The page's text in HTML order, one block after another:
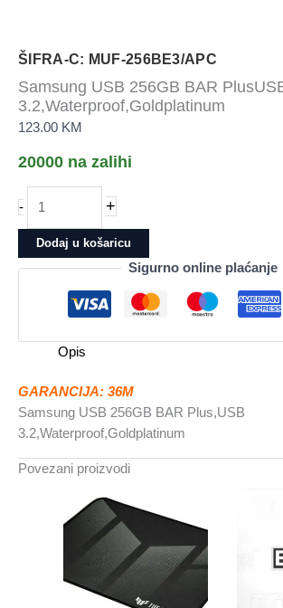
ŠIFRA-C: MUF-256BE3/APC
Samsung USB 256GB BAR
3.2,Waterproof,Goldplatinum
123.00 KM
20000 na zalihi
-
USB
256GB
BAR
3.2,Waterproof,Goldplatinum
količina
+
Dodaj u košaricu
Sigurno online plaćanje
Opis
GARANCIJA: 36M
Samsung USB 256GB BAR Plus,USB
3.2,Waterproof,Goldplatinum
Povezani proizvodi